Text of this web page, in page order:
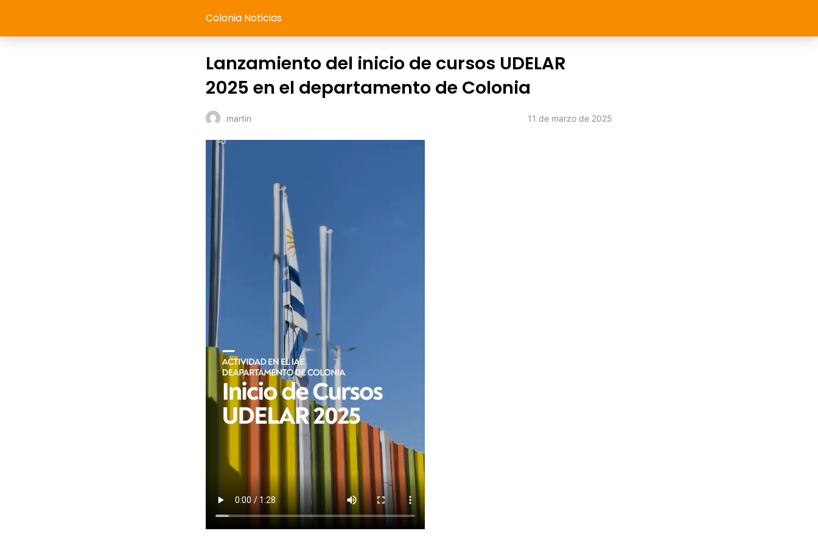
Colonia Noticias
Lanzamiento del inicio de cursos UDELAR
2025 en el departamento de Colonia
martin 11 de marzo de 2025